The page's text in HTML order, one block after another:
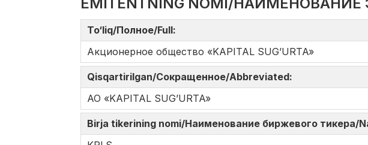
To‘liq/Полное/Full:
Акционерное общество «KAPITAL SUG’URTA»
Qisqartirilgan/Сокращенное/Abbreviated:
АО «KAPITAL SUG’URTA»
Birja tikerining nomi/Наименование биржевого тикера/